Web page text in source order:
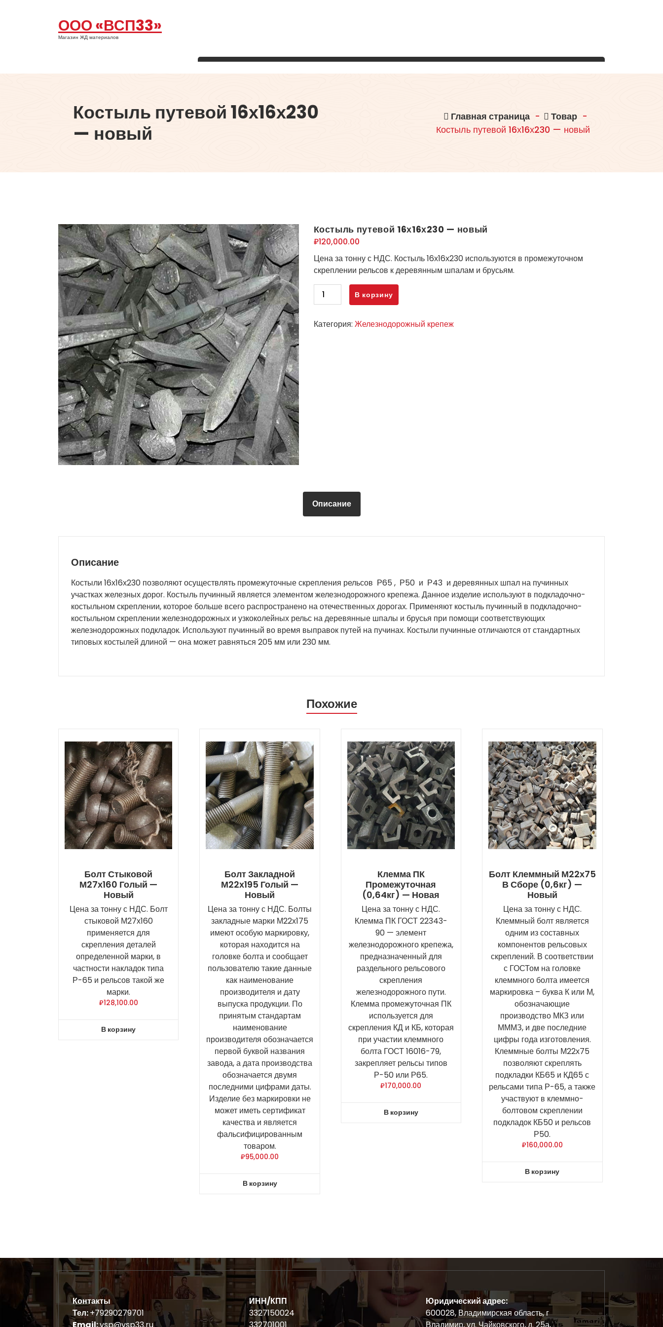
ООО «ВСП33»
Магазин ЖД материалов
Костыль путевой 16х16х230
— новый
Главная страница - Товар -
Костыль путевой 16х16х230 — новый
Костыль путевой 16х16х230 — новый
₽120,000.00
Цена за тонну с НДС. Костыль 16х16х230 используются в промежуточном
скреплении рельсов к деревянным шпалам и брусьям.
Количество
товара
путевой
В корзину
Категория: Железнодорожный крепеж
Описание
Описание
Костыли 16х16х230 позволяют осуществлять промежуточные скрепления рельсов Р65 , Р50 и Р43 и деревянных шпал на пучинных
участках железных дорог. Костыль пучинный является элементом железнодорожного крепежа. Данное изделие используют в подкладочно-
костыльном скреплении, которое больше всего распространено на отечественных дорогах. Применяют костыль пучинный в подкладочно-
костыльном скреплении железнодорожных и узкоколейных рельс на деревянные шпалы и брусья при помощи соответствующих
железнодорожных подкладок. Используют пучинный во время выправок путей на пучинах. Костыли пучинные отличаются от стандартных
типовых костылей длиной — она может равняться 205 мм или 230 мм.
Похожие
Болт Стыковой
М27х160 Голый —
Новый
Цена за тонну с НДС. Болт
стыковой М27х160
применяется для
скрепления деталей
определенной марки, в
частности накладок типа
Р-65 и рельсов такой же
марки.
₽128,100.00
В корзину
Болт Закладной
М22х195 Голый —
Новый
Цена за тонну с НДС. Болты
закладные марки М22х175
имеют особую маркировку,
которая находится на
головке болта и сообщает
пользователю такие данные
как наименование
производителя и дату
выпуска продукции. По
принятым стандартам
наименование
производителя обозначается
первой буквой названия
завода, а дата производства
обозначается двумя
последними цифрами даты.
Изделие без маркировки не
может иметь сертификат
качества и является
фальсифицированным
товаром.
₽95,000.00
В корзину
Клемма ПК
Промежуточная
(0,64кг) — Новая
Цена за тонну с НДС.
Клемма ПК ГОСТ 22343-
90 — элемент
железнодорожного крепежа,
предназначенный для
раздельного рельсового
скрепления
железнодорожного пути.
Клемма промежуточная ПК
используется для
скрепления КД и КБ, которая
при участии клеммного
болта ГОСТ 16016-79,
закрепляет рельсы типов
Р-50 или Р65.
₽170,000.00
В корзину
Болт Клеммный М22х75
В Сборе (0,6кг) —
Новый
Цена за тонну с НДС.
Клеммный болт является
одним из составных
компонентов рельсовых
скреплений. В соответствии
с ГОСТом на головке
клеммного болта имеется
маркировка – буква К или М,
обозначающие
производство МКЗ или
МММЗ, и две последние
цифры года изготовления.
Клеммные болты М22х75
позволяют скреплять
подкладки КБ65 и КД65 с
рельсами типа Р-65, а также
участвуют в клеммно-
болтовом скреплении
подкладок КБ50 и рельсов
Р50.
₽160,000.00
В корзину
Контакты
Тел:+79290279701
Email:vsp@vsp33.ru
ИНН/КПП
3327150024
332701001
Юридический адрес:
600028, Владимирская область, г
Владимир, ул. Чайковского, д. 25а,